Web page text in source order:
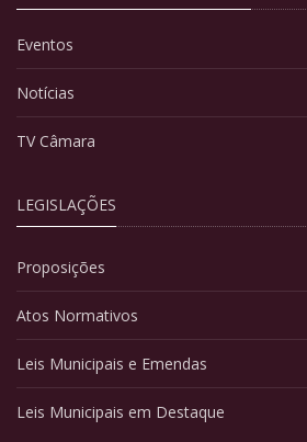
Eventos
Notícias
TV Câmara
LEGISLAÇÕES
Proposições
Atos Normativos
Leis Municipais e Emendas
Leis Municipais em Destaque